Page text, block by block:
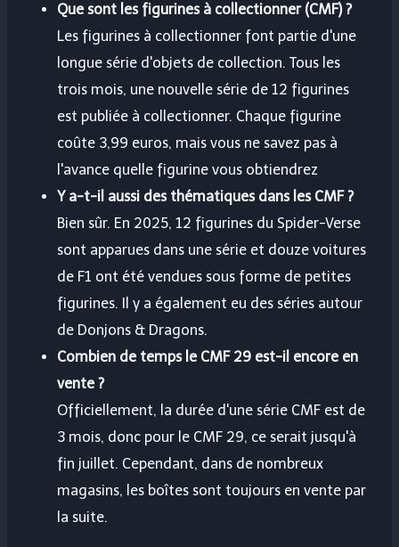
Que sont les figurines à collectionner (CMF) ?
Les figurines à collectionner font partie d'une
longue série d'objets de collection. Tous les
trois mois, une nouvelle série de 12 figurines
est publiée à collectionner. Chaque figurine
coûte 3,99 euros, mais vous ne savez pas à
l'avance quelle figurine vous obtiendrez
Y a-t-il aussi des thématiques dans les CMF ?
Bien sûr. En 2025, 12 figurines du Spider-Verse
sont apparues dans une série et douze voitures
de F1 ont été vendues sous forme de petites
figurines. Il y a également eu des séries autour
de Donjons & Dragons.
Combien de temps le CMF 29 est-il encore en
vente ?
Officiellement, la durée d'une série CMF est de
3 mois, donc pour le CMF 29, ce serait jusqu'à
fin juillet. Cependant, dans de nombreux
magasins, les boîtes sont toujours en vente par
la suite.